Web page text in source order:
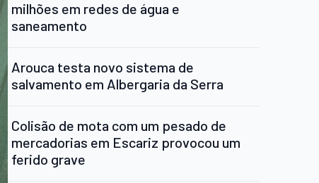
milhões em redes de água e
saneamento
Arouca testa novo sistema de
salvamento em Albergaria da Serra
Colisão de mota com um pesado de
mercadorias em Escariz provocou um
ferido grave